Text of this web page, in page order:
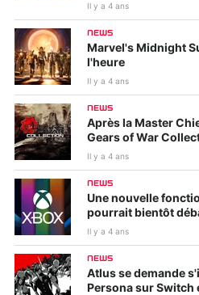
Il y a 4 ans
NEWS
Marvel's Midnight
l'heure
Il y a 4 ans
NEWS
Après la Master
Gears of War
Il y a 4 ans
NEWS
Une nouvelle
pourrait bientôt
Il y a 4 ans
NEWS
Atlus se demande
Persona sur Switch